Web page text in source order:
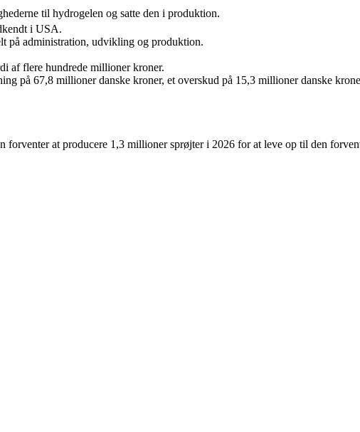
til hydrogelen og satte den i produktion.
i USA.
på administration, udvikling og produktion.
af flere hundrede millioner kroner.
på 67,8 millioner danske kroner, et overskud på 15,3 millioner danske
forventer at producere 1,3 millioner sprøjter i 2026 for at leve op til den